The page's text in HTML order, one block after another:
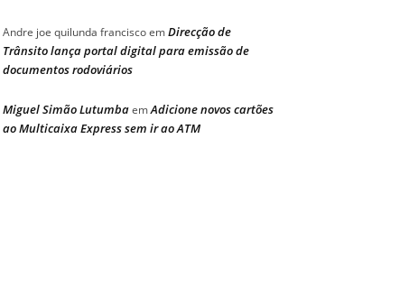
Andre joe quilunda franciscoemDirecção de
Trânsito lança portal digital para emissão de
documentos rodoviários
Miguel Simão LutumbaemAdicione novos cartões
ao Multicaixa Express sem ir ao ATM